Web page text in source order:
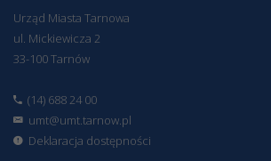
Urząd Miasta Tarnowa
ul. Mickiewicza 2
33-100 Tarnów
(14) 688 24 00
umt@umt.tarnow.pl
Deklaracja dostępności